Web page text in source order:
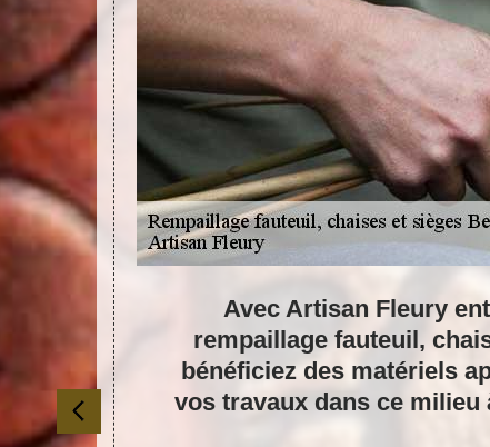
Avec Artisan Fleury
rempaillage fauteuil,
bénéficiez des matériels
vos travaux dans ce milieu